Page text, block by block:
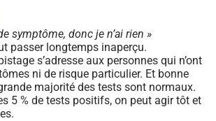
symptôme, donc je n’ai rien »
passer longtemps inaperçu.
s’adresse aux personnes qui n’ont
ni de risque particulier. Et bonne
majorité des tests sont normaux.
5 % de tests positifs, on peut agir tôt et